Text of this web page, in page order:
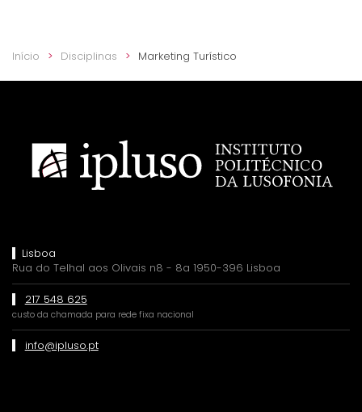
Início Disciplinas Marketing Turístico
Lisboa
Rua do Telhal aos Olivais n8 - 8a 1950-396 Lisboa
217 548 625
custo da chamada para rede fixa nacional
info@ipluso.pt